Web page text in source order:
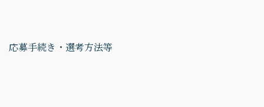
応募手続き・選考方法等